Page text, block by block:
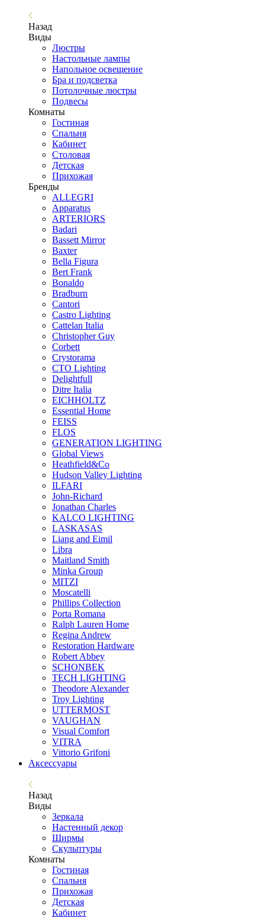
Назад
Виды
Люстры
Настольные лампы
Напольное освещение
Бра и подсветка
Потолочные люстры
Подвесы
Комнаты
Гостиная
Спальня
Кабинет
Столовая
Детская
Прихожая
Бренды
ALLEGRI
Apparatus
ARTERIORS
Badari
Bassett Mirror
Baxter
Bella Figura
Bert Frank
Bonaldo
Bradburn
Cantori
Castro Lighting
Cattelan Italia
Christopher Guy
Corbett
Crystorama
CTO Lighting
Delightfull
Ditre Italia
EICHHOLTZ
Essential Home
FEISS
FLOS
GENERATION LIGHTING
Global Views
Heathfield&Co
Hudson Valley Lighting
ILFARI
John-Richard
Jonathan Charles
KALCO LIGHTING
LASKASAS
Liang and Eimil
Libra
Maitland Smith
Minka Group
MITZI
Moscatelli
Phillips Collection
Porta Romana
Ralph Lauren Home
Regina Andrew
Restoration Hardware
Robert Abbey
SCHONBEK
TECH LIGHTING
Theodore Alexander
Troy Lighting
UTTERMOST
VAUGHAN
Visual Comfort
VITRA
Vittorio Grifoni
Аксессуары
Назад
Виды
Зеркала
Настенный декор
Ширмы
Скульптуры
Комнаты
Гостиная
Спальня
Прихожая
Детская
Кабинет